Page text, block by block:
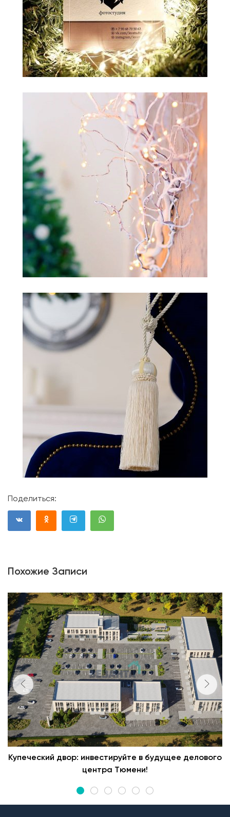
Поделиться:
Похожие Записи
Купеческий двор: инвестируйте в будущее делового
центра Тюмени!